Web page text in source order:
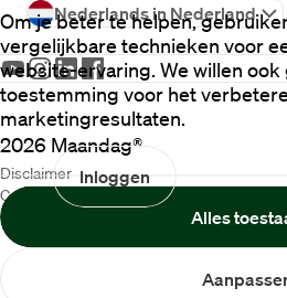
Hulp
en
service
Inloggen
Om je beter te helpen,
vergelijkbare technieken voor
website-ervaring. We willen ook
toestemming voor het
marketingresultaten.
Alles
Nederlands in Nederland
2026 Maandag®
Disclaimer
Cookiebeleid
Privacybeleid